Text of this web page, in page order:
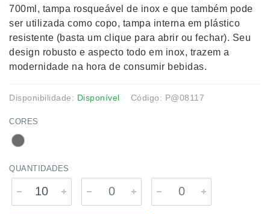
700ml, tampa rosqueável de inox e que também pode
ser utilizada como copo, tampa interna em plástico
resistente (basta um clique para abrir ou fechar). Seu
design robusto e aspecto todo em inox, trazem a
modernidade na hora de consumir bebidas.
Disponibilidade: Disponível Código: P@08117
CORES
QUANTIDADES